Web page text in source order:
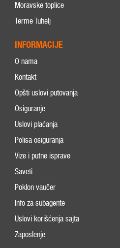
Moravske toplice
Terme Tuhelj
INFORMACIJE
O nama
Kontakt
Opšti uslovi putovanja
Osiguranje
Uslovi plaćanja
Polisa osiguranja
Vize i putne isprave
Saveti
Poklon vaučer
Info za subagente
Uslovi korišćenja sajta
Zaposlenje